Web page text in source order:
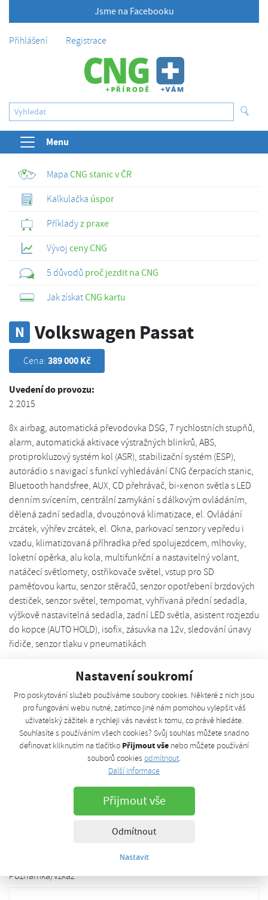
Nastavení soukromí
Pro poskytování služeb používáme soubory cookies. Některé z nich jsou
pro fungování webu nutné, zatímco jiné nám pomohou vylepšit váš
uživatelský zážitek a rychleji vás navést k tomu, co právě hledáte.
Souhlasíte s používáním všech cookies? Svůj souhlas můžete snadno
definovat kliknutím na tlačítko Přijmout vše nebo můžete používání
souborů cookies odmítnout.
Další informace
Přijmout vše
Odmítnout
Nastavit
Jsme na Facebooku
Přihlášení Registrace
Menu
Mapa CNG stanic v ČR
Kalkulačka úspor
Příkladyz praxe
Vývoj ceny CNG
5 důvodů proč jezdit na CNG
Jak získatCNG kartu
N Volkswagen Passat
Cena: 389 000 Kč
Uvedení do provozu:
2.2015
8x airbag, automatická převodovka DSG, 7 rychlostních stupňů,
alarm, automatická aktivace výstražných blinkrů, ABS,
protiprokluzový systém kol (ASR), stabilizační systém (ESP),
autorádio s navigací s funkcí vyhledávání CNG čerpacích stanic,
Bluetooth handsfree, AUX, CD přehrávač, bi-xenon světla s LED
denním svícením, centrální zamykání s dálkovým ovládáním,
dělená zadní sedadla, dvouzónová klimatizace, el. Ovládání
zrcátek, výhřev zrcátek, el. Okna, parkovací senzory vepředu i
vzadu, klimatizovaná příhradka před spolujezdcem, mlhovky,
loketní opěrka, alu kola, multifunkční a nastavitelný volant,
natáčecí světlomety, ostřikovače světel, vstup pro SD
paměťovou kartu, senzor stěračů, senzor opotřebení brzdových
destiček, senzor světel, tempomat, vyhřívaná přední sedadla,
výškově nastavitelná sedadla, zadní LED světla, asistent rozjezdu
do kopce (AUTO HOLD), isofix, zásuvka na 12v, sledování únavy
řidiče, senzor tlaku v pneumatikách
Po odeslání formuláře se Vám obratem
Jméno a příjmení*
Poznámka/vzkaz